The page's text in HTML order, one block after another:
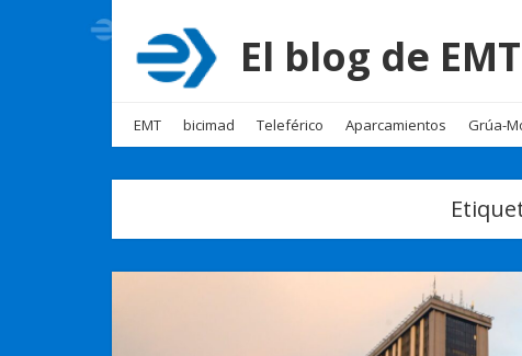
El blog de
EMT bicimad Teleférico Aparcamientos Grúa-